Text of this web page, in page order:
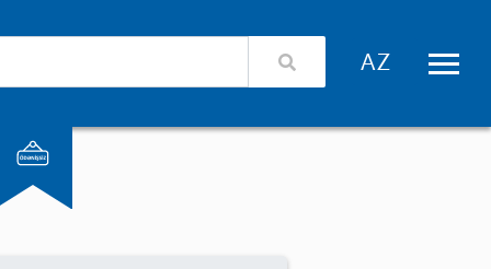
Xidmət təminatçıları üçün giriş